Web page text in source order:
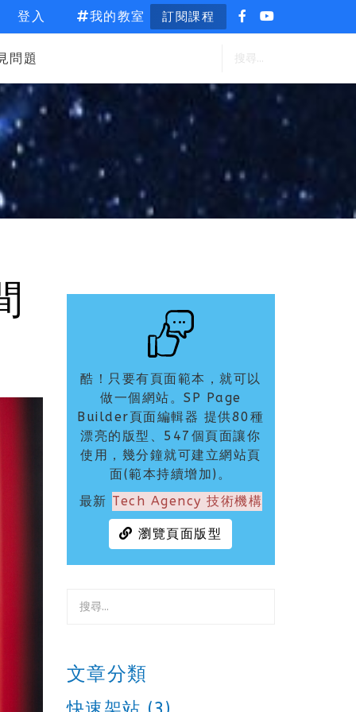
登入 我的教室 訂閱課程
問題
酷！只要有頁面範本，就可以
做一個網站。SP Page
Builder頁面編輯器 提供80種
漂亮的版型、547個頁面讓你
使用，幾分鐘就可建立網站頁
面(範本持續增加)。
最新 Tech Agency 技術機構
瀏覽頁面版型
文章分類